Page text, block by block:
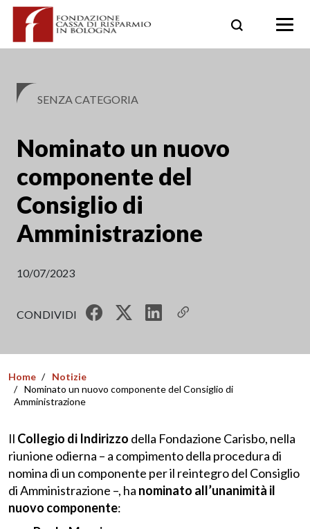
Skip
SENZA CATEGORIA
Nominato un nuovo
componente del
Consiglio di
Amministrazione
10/07/2023
CONDIVIDI
Home
Notizie
Nominato un nuovo componente del Consiglio di
Amministrazione
Il Collegio di Indirizzo della Fondazione Carisbo, nella
riunione odierna – a compimento della procedura di
nomina di un componente per il reintegro del Consiglio
di Amministrazione –, ha nominato all’unanimità il
nuovo componente: